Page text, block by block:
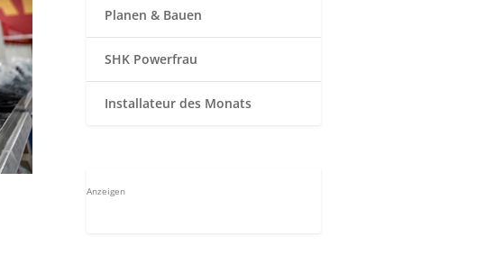
Planen & Bauen
SHK Powerfrau
Installateur des Monats
Anzeigen